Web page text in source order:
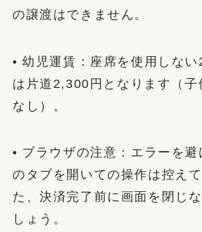
の譲渡はできません。
• 幼児運賃：座席を使用しない
は片道2,300円となります（子
なし）。
• ブラウザの注意：エラーを
のタブを開いての操作は控え
た、決済完了前に画面を閉じ
しょう。